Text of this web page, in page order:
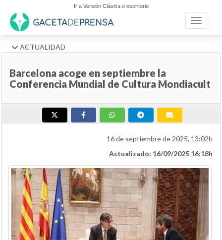
Ir a Versión Clásica o escritorio
Toggle
ACTUALIDAD
Barcelona acoge en septiembre la
Conferencia Mundial de Cultura Mondiacult
16 de septiembre de 2025, 13:02h
Actualizado: 16/09/2025 16:18h